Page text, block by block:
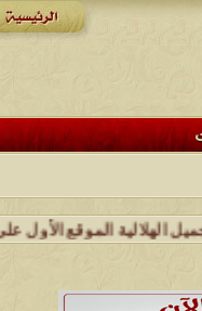
الموقع الأول على